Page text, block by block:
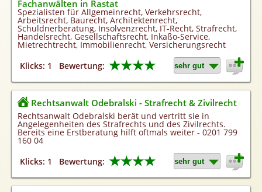
Fachanwälten in Rastat
Spezialisten für Allgemeinrecht, Verkehrsrecht,
Arbeitsrecht, Baurecht, Architektenrecht,
Schuldnerberatung, Insolvenzrecht, IT-Recht, Strafrecht,
Handelsrecht, Gesellschaftsrecht, Inkaßo-Service,
Mietrechtrecht, Immobilienrecht, Versicherungsrecht
Klicks: 1
Bewertung: ★★★★
Rechtsanwalt Odebralski - Strafrecht & Zivilrecht
Rechtsanwalt Odebralski berät und vertritt sie in
Angelegenheiten des Strafrechts und des Zivilrechts.
Bereits eine Erstberatung hilft oftmals weiter - 0201 799
160 04
Klicks: 1
Bewertung: ★★★★